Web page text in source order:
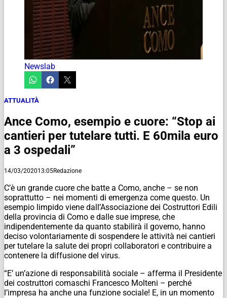
Newslab
ATTUALITÀ
Ance Como, esempio e cuore: “Stop ai
cantieri per tutelare tutti. E 60mila euro
a 3 ospedali”
14/03/202013:05Redazione
C’è un grande cuore che batte a Como, anche – se non
soprattutto – nei momenti di emergenza come questo. Un
esempio limpido viene dall’Associazione dei Costruttori Edili
della provincia di Como e dalle sue imprese, che
indipendentemente da quanto stabilirà il governo, hanno
deciso volontariamente di sospendere le attività nei cantieri
per tutelare la salute dei propri collaboratori e contribuire a
contenere la diffusione del virus.
“E’ un’azione di responsabilità sociale – afferma il Presidente
dei costruttori comaschi Francesco Molteni – perché
l’impresa ha anche una funzione sociale! E, in un momento